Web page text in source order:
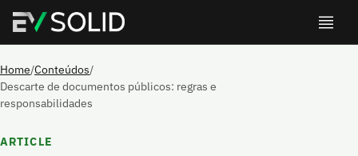
Home/Conteúdos/
Descarte de documentos públicos: regras e
responsabilidades
ARTICLE